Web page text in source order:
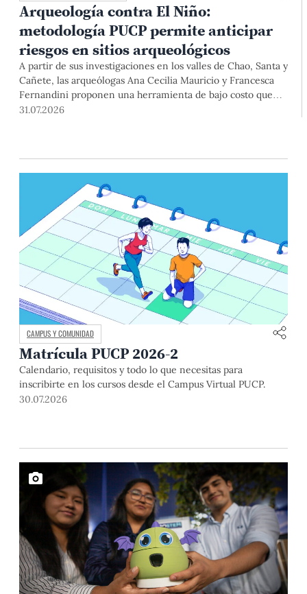
Arqueología contra El Niño:
metodología PUCP permite anticipar
riesgos en sitios arqueológicos
A partir de sus investigaciones en los valles de Chao, Santa y
Cañete, las arqueólogas Ana Cecilia Mauricio y Francesca
Fernandini proponen una herramienta de bajo costo que
combina datos abiertos, mapas, sistemas de información
31.07.2026
CAMPUS Y COMUNIDAD
Matrícula PUCP 2026-2
Calendario, requisitos y todo lo que necesitas para
inscribirte en los cursos desde el Campus Virtual PUCP.
30.07.2026